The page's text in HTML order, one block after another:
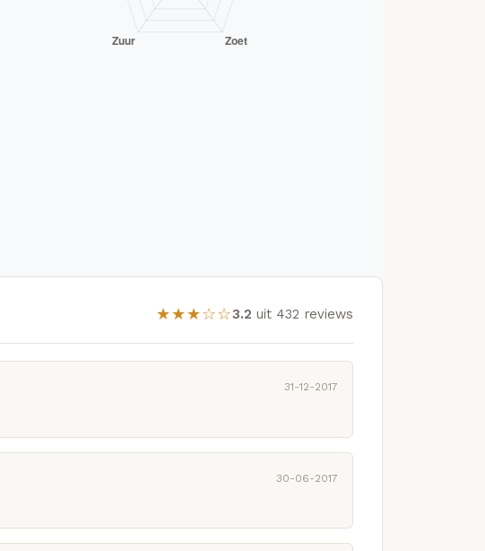
★★★☆☆3.2 uit 432 reviews
31-12-2017
30-06-2017